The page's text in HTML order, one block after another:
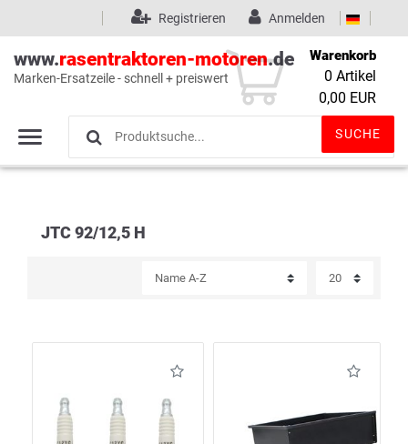
Wunschliste (0)
Anmelden
Registrieren
www.rasentraktoren-motoren.de
Marken-Ersatzeile - schnell + preiswert
SUCHE
Warenkorb
0 Artikel
0,00 EUR
JTC 92/12,5 H